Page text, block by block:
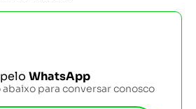
WhatsApp
para conversar conosco